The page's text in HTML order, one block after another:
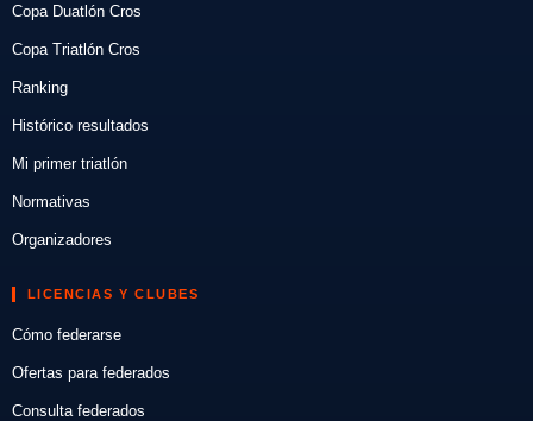
Copa Duatlón Cros
Copa Triatlón Cros
Ranking
Histórico resultados
Mi primer triatlón
Normativas
Organizadores
LICENCIAS Y CLUBES
Cómo federarse
Ofertas para federados
Consulta federados